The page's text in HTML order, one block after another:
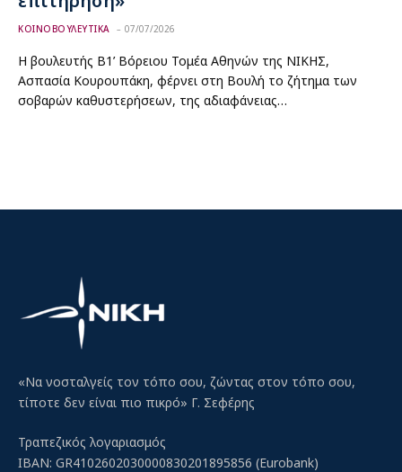
ΚΟΙΝΟΒΟΥΛΕΥΤΙΚΑ 07/07/2026
Η βουλευτής Β1’ Βόρειου Τομέα Αθηνών της ΝΙΚΗΣ,
Ασπασία Κουρουπάκη, φέρνει στη Βουλή το ζήτημα των
σοβαρών καθυστερήσεων, της αδιαφάνειας…
«Να νοσταλγείς τον τόπο σου, ζώντας στον τόπο σου,
τίποτε δεν είναι πιο πικρό» Γ. Σεφέρης
Τραπεζικός λογαριασμός
IBAN: GR4102602030000830201895856 (Eurobank)